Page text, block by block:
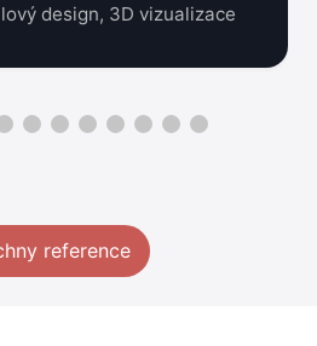
design, 3D vizualizace
reference